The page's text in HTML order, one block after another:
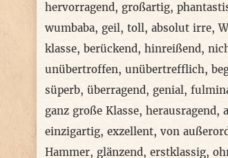
hervorragend, großartig,
wumbaba, geil, toll, absolut irre,
klasse, berückend, hinreißend,
unübertroffen, unübertrefflich,
süperb, überragend, genial,
ganz große Klasse, herausragend,
einzigartig, exzellent, von
Hammer, glänzend, erstklassig,